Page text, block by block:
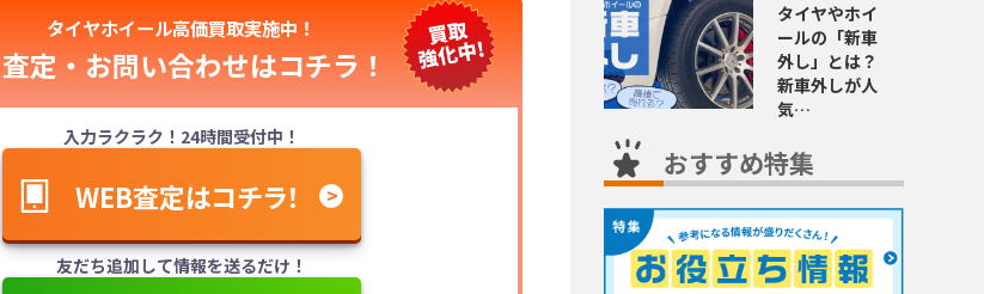
タイヤホイール高価買取実施中！
査定・お問い合わせはコチラ！
入力ラクラク！24時間受付中！
WEB査定はコチラ！
友だち追加して情報を送るだけ！
タイヤやホイ
ールの「新車
外し」とは？
新車外しが人
気…
おすすめ特集